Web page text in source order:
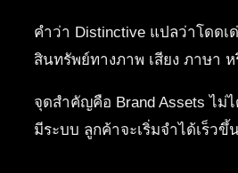
คำว่า Distinctive แปลว่าโดด
สินทรัพย์ทางภาพ เสียง ภาษา
จุดสำคัญคือ Brand Assets ไม่
มีระบบ ลูกค้าจะเริ่มจำได้เร็ว